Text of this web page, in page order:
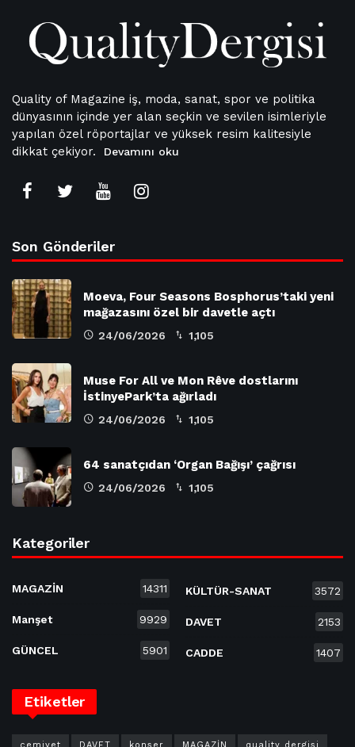
Quality of Magazine iş, moda, sanat, spor ve politika
dünyasının içinde yer alan seçkin ve sevilen isimleriyle
yapılan özel röportajlar ve yüksek resim kalitesiyle
dikkat çekiyor.
Devamını oku
Son Gönderiler
Moeva, Four Seasons Bosphorus’taki yeni
mağazasını özel bir davetle açtı
24/06/2026 1,105
Muse For All ve Mon Rêve dostlarını
İstinyePark’ta ağırladı
24/06/2026 1,105
64 sanatçıdan ‘Organ Bağışı’ çağrısı
24/06/2026 1,105
Kategoriler
MAGAZİN 14311
Manşet 9929
GÜNCEL 5901
KÜLTÜR-SANAT 3572
DAVET 2153
CADDE 1407
Etiketler